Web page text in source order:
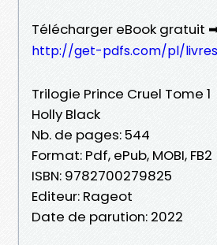
Télécharger eBook gratuit
http://get-pdfs.com/pl/livres/
Trilogie Prince Cruel Tome 1
Holly Black
Nb. de pages: 544
Format: Pdf, ePub, MOBI, FB2
ISBN: 9782700279825
Editeur: Rageot
Date de parution: 2022